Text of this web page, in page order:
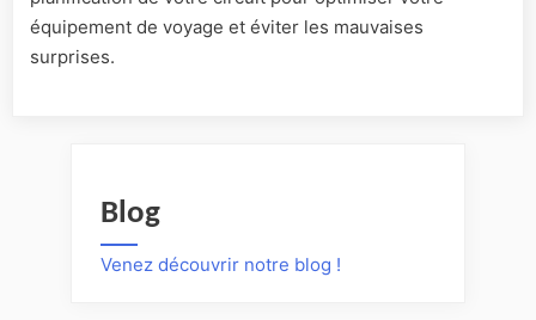
équipement de voyage et éviter les mauvaises
surprises.
Blog
Venez découvrir notre blog !